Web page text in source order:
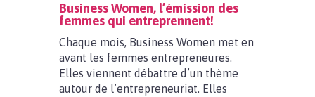
Business Women, l’émission des
femmes qui entreprennent!
Chaque mois, Business Women met en
avant les femmes entrepreneures.
Elles viennent débattre d’un thème
autour de l’entrepreneuriat. Elles